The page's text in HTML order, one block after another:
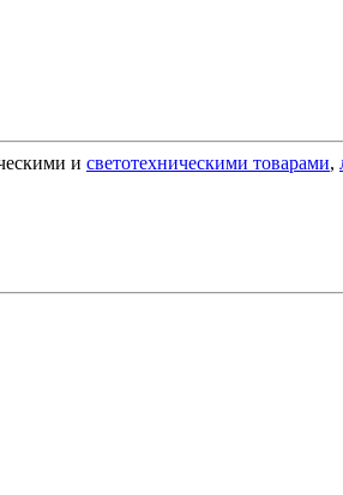
и светотехническими товарами,